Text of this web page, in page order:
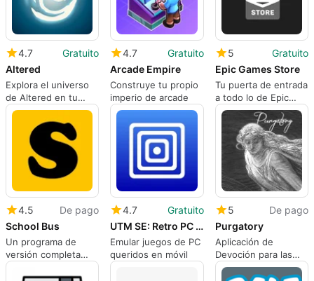
4.7
Gratuito
Altered
Explora el universo
de Altered en tu
iPhone
4.7
Gratuito
Arcade Empire
Construye tu propio
imperio de arcade
5
Gratuito
Epic Games Store
Tu puerta de entrada
a todo lo de Epic
Games
4.5
De pago
School Bus
Un programa de
versión completa
para iPhone, por
4.7
Gratuito
UTM SE: Retro PC emulator
Emular juegos de PC
queridos en móvil
5
De pago
Purgatory
Aplicación de
Devoción para las
Almas Santas